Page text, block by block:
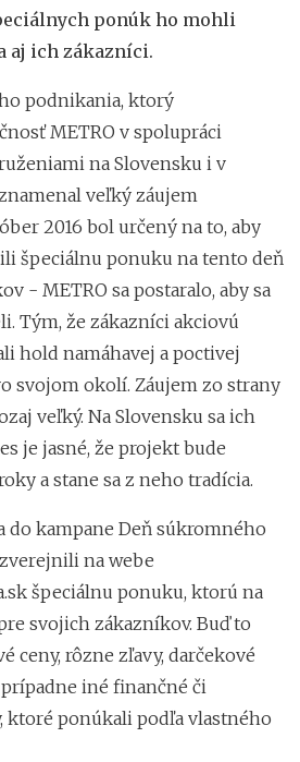
ponúk ho mohli
aj ich zákazníci.
podnikania, ktorý
METRO v spolupráci
na Slovensku i v
veľký záujem
2016 bol určený na to, aby
špeciálnu ponuku na tento deň
- METRO sa postaralo, aby sa
Tým, že zákazníci akciovú
hold namáhavej a poctivej
svojom okolí. Záujem zo strany
veľký. Na Slovensku sa ich
je jasné, že projekt bude
a stane sa z neho tradícia.
do kampane Deň súkromného
na webe
špeciálnu ponuku, ktorú na
svojich zákazníkov. Buď to
ceny, rôzne zľavy, darčekové
iné finančné či
ktoré ponúkali podľa vlastného